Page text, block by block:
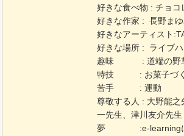
好きな食べ物 : チョコ
好きな作家 : 長野ま
好きなアーティスト
好きな場所 : ライブハ
趣味 : 道端の野
特技 : お菓子づ
苦手 : 運動
尊敬する人 : 大野能
一先生、津川友介先生
夢 :e-learningに関